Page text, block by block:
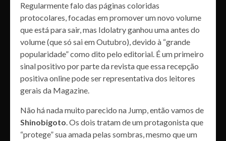
Regularmente falo das páginas coloridas
protocolares, focadas em promover um novo volume
que está para sair, mas Idolatry ganhou uma antes do
volume (que só sai em Outubro), devido à “grande
popularidade” como dito pelo editorial. É um primeiro
sinal positivo por parte da revista que essa recepção
positiva online pode ser representativa dos leitores
gerais da Magazine.
Não há nada muito parecido na Jump, então vamos de
Shinobigoto. Os dois tratam de um protagonista que
“protege” sua amada pelas sombras, mesmo que um